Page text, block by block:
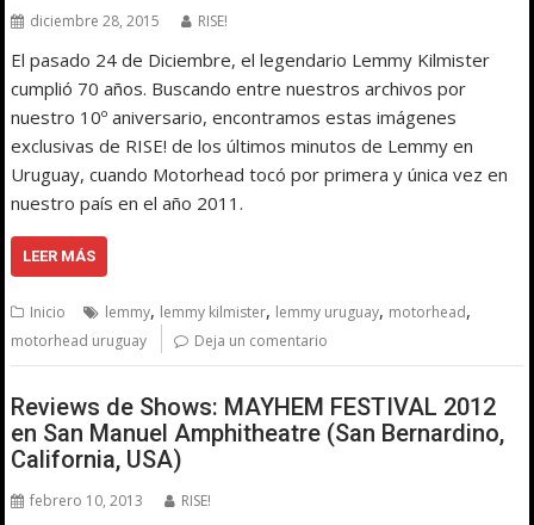
diciembre 28, 2015 RISE!
El pasado 24 de Diciembre, el legendario Lemmy Kilmister
cumplió 70 años. Buscando entre nuestros archivos por
nuestro 10º aniversario, encontramos estas imágenes
exclusivas de RISE! de los últimos minutos de Lemmy en
Uruguay, cuando Motorhead tocó por primera y única vez en
nuestro país en el año 2011.
LEER MÁS
Inicio lemmy, lemmy kilmister, lemmy uruguay, motorhead,
motorhead uruguay Deja un comentario
Reviews de Shows: MAYHEM FESTIVAL 2012
en San Manuel Amphitheatre (San Bernardino,
California, USA)
febrero 10, 2013 RISE!